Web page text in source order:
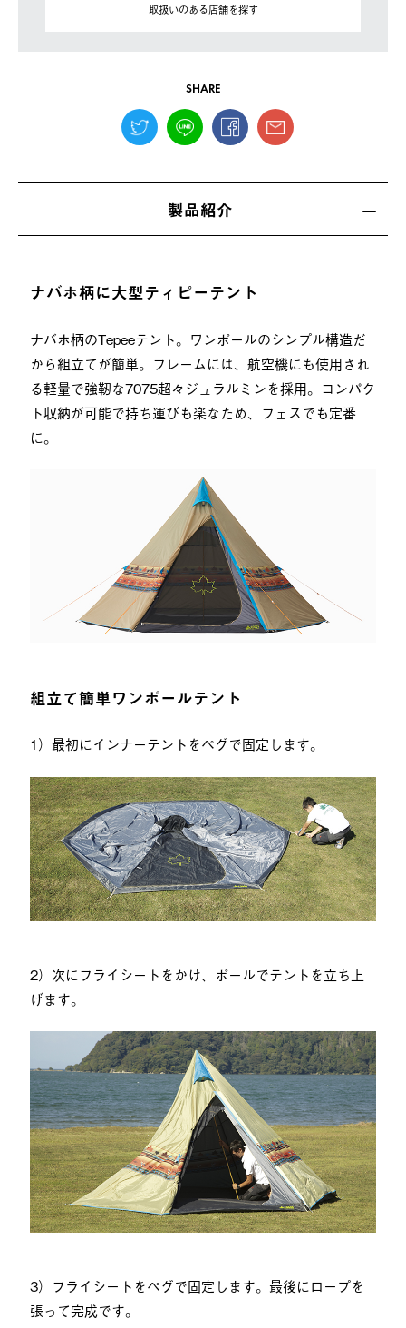
取扱いのある店舗を探す
SHARE
製品紹介
ナバホ柄に大型ティピーテント
ナバホ柄のTepeeテント。ワンポールのシンプル構造だ
から組立てが簡単。フレームには、航空機にも使用され
る軽量で強靭な7075超々ジュラルミンを採用。コンパク
ト収納が可能で持ち運びも楽なため、フェスでも定番
に。
組立て簡単ワンポールテント
1）最初にインナーテントをペグで固定します。
2）次にフライシートをかけ、ポールでテントを立ち上
げます。
3）フライシートをペグで固定します。最後にロープを
張って完成です。